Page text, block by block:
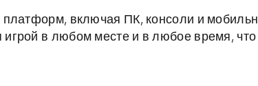
включая ПК, консоли и
игрой в любом месте и в любое время, что